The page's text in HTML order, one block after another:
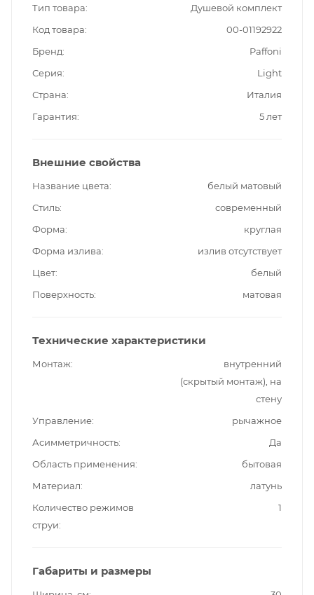
Тип товара
Душевой комплект
Код товара
00-01192922
Бренд
Paffoni
Серия
Light
Страна
Италия
Гарантия
5 лет
Внешние свойства
Название цвета
белый матовый
Стиль
современный
Форма
круглая
Форма излива
излив отсутствует
Цвет
белый
Поверхность
матовая
Технические характеристики
Монтаж
внутренний
(скрытый монтаж), на
стену
Управление
рычажное
Асимметричность
Да
Область применения
бытовая
Материал
латунь
Количество режимов
струи
1
Габариты и размеры